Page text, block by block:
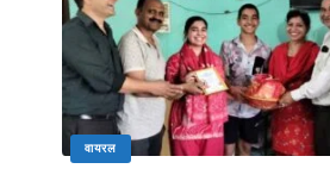
वायरल